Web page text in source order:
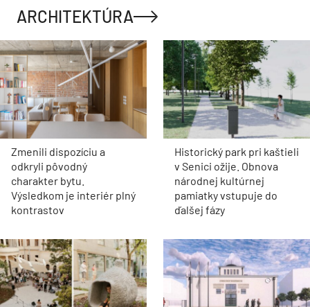
ARCHITEKTÚRA
Zmenili dispozíciu a
odkryli pôvodný
charakter bytu.
Výsledkom je interiér plný
kontrastov
Historický park pri kaštieli
v Senici ožije. Obnova
národnej kultúrnej
pamiatky vstupuje do
ďalšej fázy